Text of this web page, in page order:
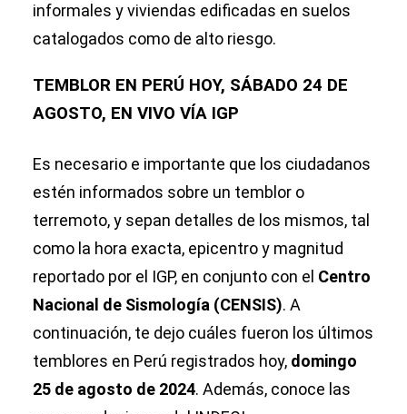
informales y viviendas edificadas en suelos
catalogados como de alto riesgo.
TEMBLOR EN PERÚ HOY, SÁBADO 24 DE
AGOSTO, EN VIVO VÍA IGP
Es necesario e importante que los ciudadanos
estén informados sobre un temblor o
terremoto, y sepan detalles de los mismos, tal
como la hora exacta, epicentro y magnitud
reportado por el IGP, en conjunto con el Centro
Nacional de Sismología (CENSIS). A
continuación, te dejo cuáles fueron los últimos
temblores en Perú registrados hoy, domingo
25 de agosto de 2024. Además, conoce las